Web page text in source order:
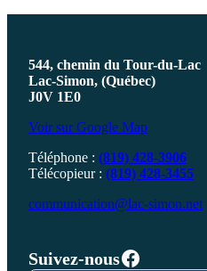
544, chemin du Tour-du-Lac
Lac-Simon, (Québec)
J0V 1E0
Voir sur Google Map
Téléphone : (819) 428-3906
Télécopieur : (819) 428-3455
communication@lac-simon.net
Suivez-nousFacebook